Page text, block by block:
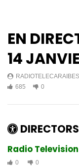
EN
14
685
0
DIRECTORS
Radio
0
0